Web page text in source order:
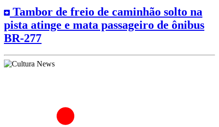
Tambor de freio de caminhão solto na
pista atinge e mata passageiro de ônibus
BR-277